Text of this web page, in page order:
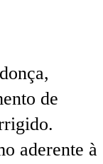
de
aderente à